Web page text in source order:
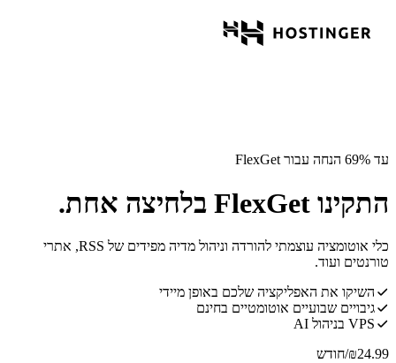
עד 69% הנחה עבור FlexGet
התקינו FlexGet בלחיצה אחת.
כלי אוטומציה עוצמתי להורדה וניהול מדיה מפידים של RSS, אתרי
טורנטים ועוד.
השיקו את האפליקציה שלכם באופן מיידי
גיבויים שבועיים אוטומטיים בחינם
VPS בניהול AI
24.99
₪/חודש